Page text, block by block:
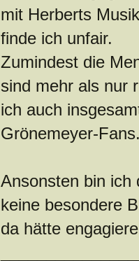
mit Herberts
finde ich unfair.
Zumindest die
sind mehr als nur
ich auch
Grönemeyer-
Ansonsten bin ich
keine besondere
da hätte